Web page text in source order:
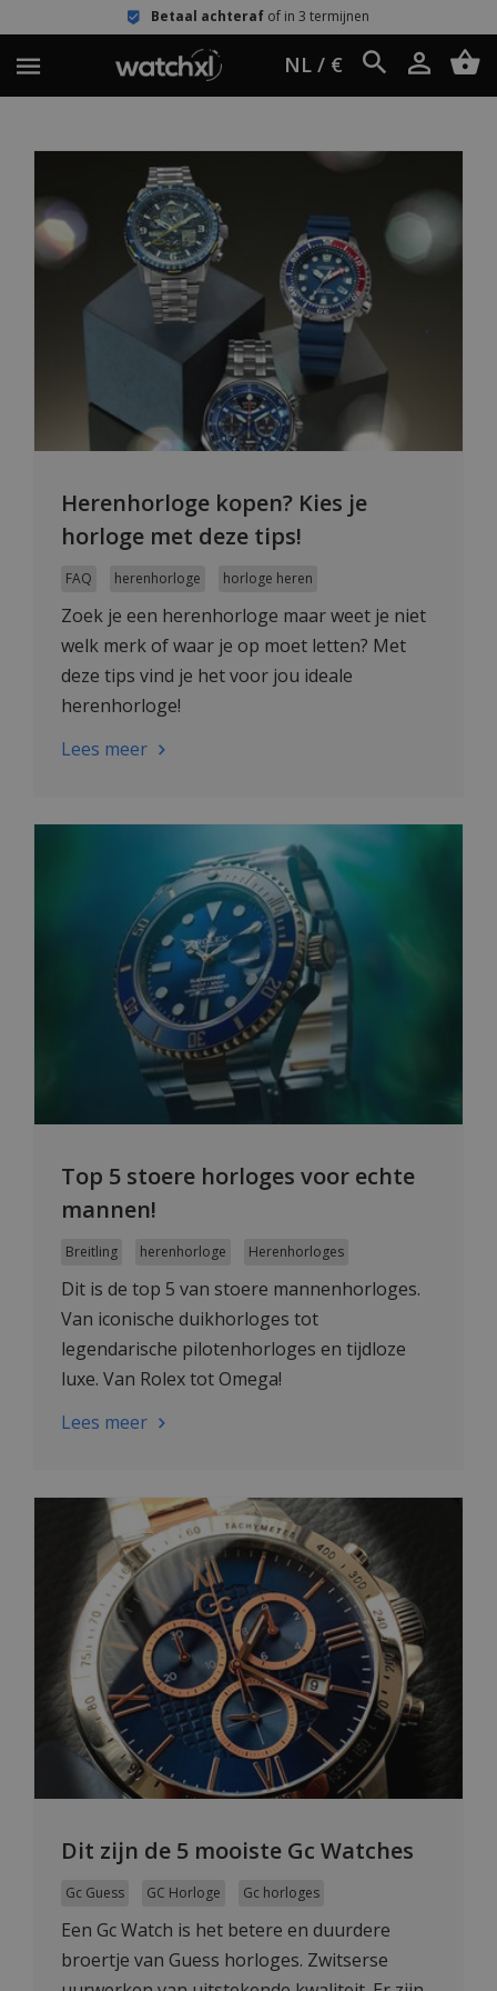
Betaal achterafof in 3 termijnen
NL / €
Herenhorloge kopen? Kies je
horloge met deze tips!
FAQ herenhorloge horloge heren
Zoek je een herenhorloge maar weet je niet
welk merk of waar je op moet letten? Met
deze tips vind je het voor jou ideale
herenhorloge!
Lees meer
Top 5 stoere horloges voor echte
mannen!
Breitling herenhorloge Herenhorloges
Dit is de top 5 van stoere mannenhorloges.
Van iconische duikhorloges tot
legendarische pilotenhorloges en tijdloze
luxe. Van Rolex tot Omega!
Lees meer
Dit zijn de 5 mooiste Gc Watches
Gc Guess GC Horloge Gc horloges
Een Gc Watch is het betere en duurdere
broertje van Guess horloges. Zwitserse